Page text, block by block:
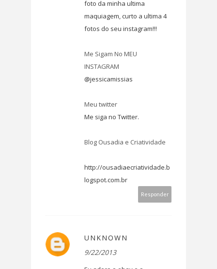
foto da minha ultima
maquiagem, curto a ultima 4
fotos do seu instagram!!!
Me Sigam No MEU
INSTAGRAM
@jessicamissias
Meu twitter
Me siga no Twitter.
Blog Ousadia e Criatividade
http://ousadiaecriatividade.b
logspot.com.br
Responder
UNKNOWN
9/22/2013